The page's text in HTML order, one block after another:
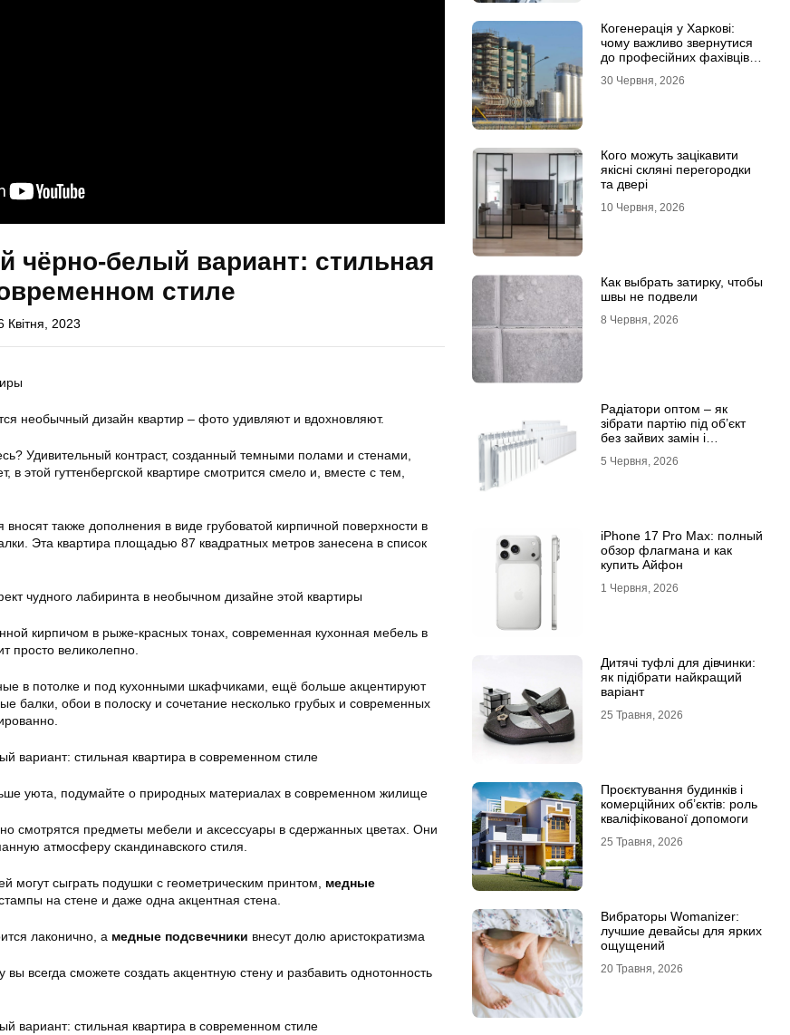
чёрно-белый вариант: стильная
стиле
Квітня, 2023
необычный дизайн квартир – фото удивляют и вдохновляют.
Удивительный контраст, созданный темными полами и стенами,
этой гуттенбергской квартире смотрится смело и, вместе с тем,
также дополнения в виде грубоватой кирпичной поверхности в
Эта квартира площадью 87 квадратных метров занесена в список
чудного лабиринта в необычном дизайне этой квартиры
кирпичом в рыже-красных тонах, современная кухонная мебель в
просто великолепно.
в потолке и под кухонными шкафчиками, ещё больше акцентируют
балки, обои в полоску и сочетание несколько грубых и современных
уюта, подумайте о природных материалах в современном жилище
смотрятся предметы мебели и аксессуары в сдержанных цветах. Они
атмосферу скандинавского стиля.
могут сыграть подушки с геометрическим принтом, медные
на стене и даже одна акцентная стена.
лаконично, а медные подсвечники внесут долю аристократизма
всегда сможете создать акцентную стену и разбавить однотонность
Когенерація у Харкові:
чому важливо звернутися
до професійних фахівців з
30 Червня, 2026
Кого можуть зацікавити
якісні скляні перегородки
та двері
10 Червня, 2026
Как выбрать затирку, чтобы
швы не подвели
8 Червня, 2026
Радіатори оптом – як
зібрати партію під об’єкт
без зайвих замін і
5 Червня, 2026
iPhone 17 Pro Max: полный
обзор флагмана и как
купить Айфон
1 Червня, 2026
Дитячі туфлі для дівчинки:
як підібрати найкращий
варіант
25 Травня, 2026
Проєктування будинків і
комерційних об’єктів: роль
кваліфікованої допомоги
25 Травня, 2026
Вибраторы Womanizer:
лучшие девайсы для ярких
ощущений
20 Травня, 2026